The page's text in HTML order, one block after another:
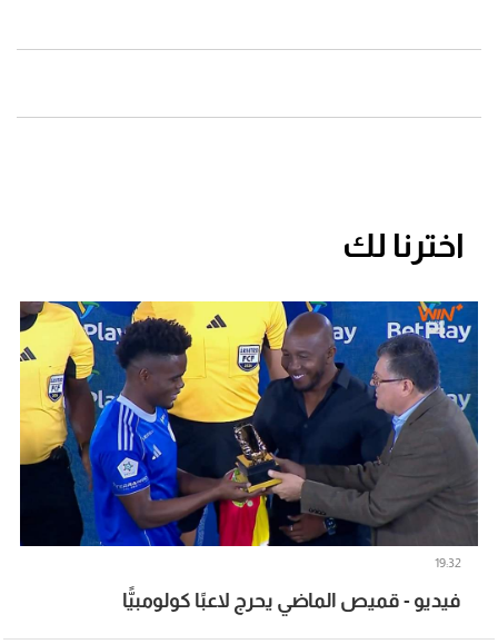
اخترنا لك
فيديو - قميص الماضي يحرج لاعبًا كولومبيًّا
19:32